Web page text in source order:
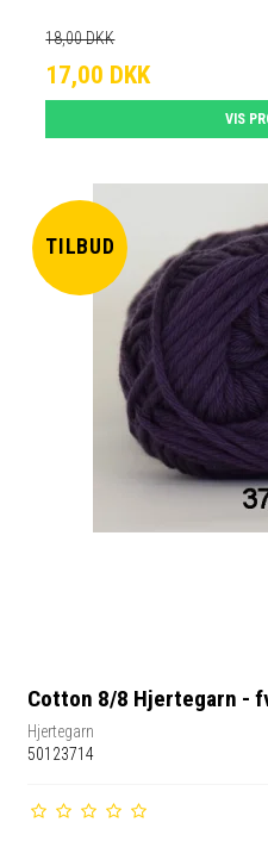
18,00 DKK
17,00 DKK
VIS
TILBUD
Cotton 8/8 Hjertegarn -
Hjertegarn
50123714